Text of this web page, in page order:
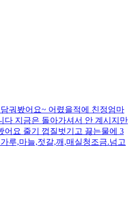
궈봤어요~ 어렸을적에 친정엄마
다 지금은 돌아가셔서 안 계시지만
어요 줄기 껍질벗기고 끓는물에 3
루,마늘,젓갈,깨,매실청조금.넘고